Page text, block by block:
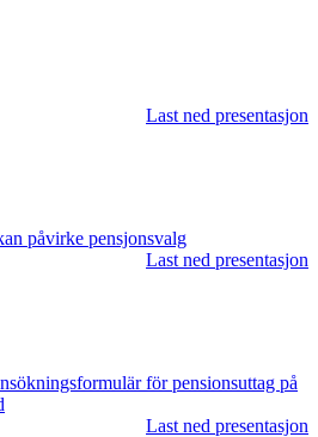
Last ned presentasjon
påvirke pensjonsvalg
Last ned presentasjon
för pensionsuttag på
Last ned presentasjon